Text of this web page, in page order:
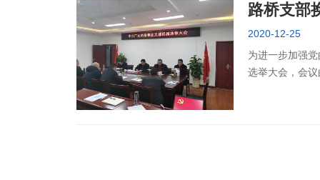
路桥支部
2020-12-25
为进一步加强
选举大会，会